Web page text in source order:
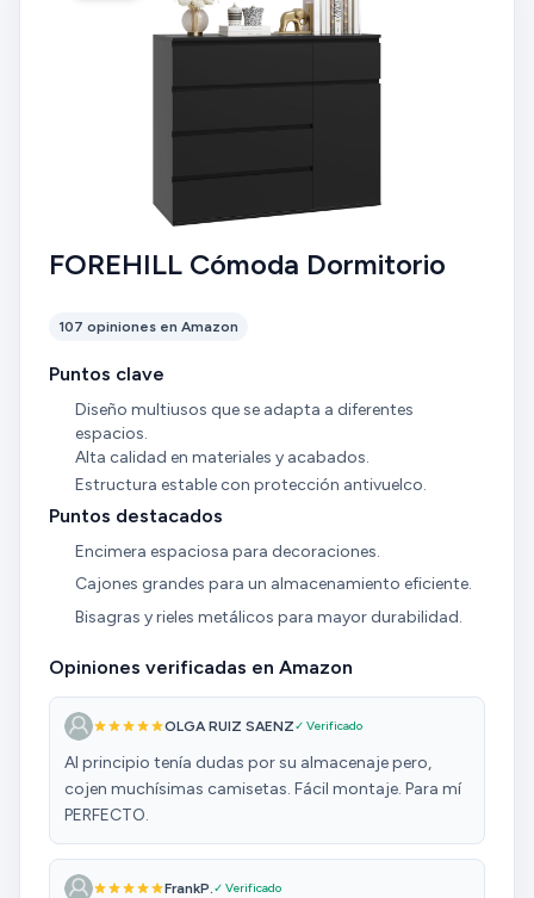
FOREHILL Cómoda Dormitorio
107 opiniones en Amazon
Puntos clave
Diseño multiusos que se adapta a diferentes
espacios.
Alta calidad en materiales y acabados.
Estructura estable con protección antivuelco.
Puntos destacados
Encimera espaciosa para decoraciones.
Cajones grandes para un almacenamiento eficiente.
Bisagras y rieles metálicos para mayor durabilidad.
Opiniones verificadas en Amazon
OLGA RUIZ SAENZ✓ Verificado
Al principio tenía dudas por su almacenaje pero,
cojen muchísimas camisetas. Fácil montaje. Para mí
PERFECTO.
FrankP. ✓ Verificado